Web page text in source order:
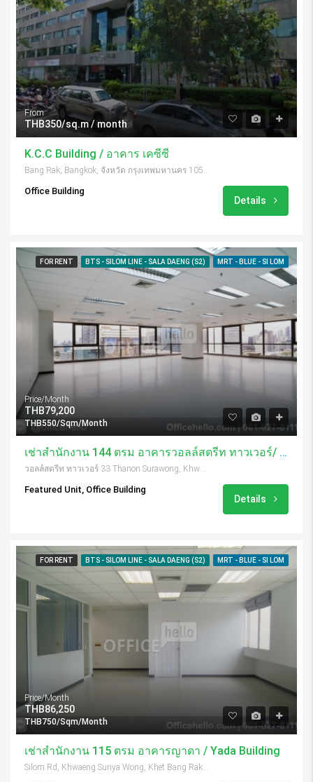
From
THB350/sq.m / month
K.C.C Building / อาคาร เคซีซี
Office Building
Details
FOR RENT BTS - SILOM LINE - SALA DAENG (S2) MRT - BLUE - SI LOM
Price/Month
THB79,200
THB550/Sqm/Month
เช่าสำนักงาน 144 ตรม อาคารวอลล์สตรีท ทาวเวอร์/ Wall Street Tower
วอลล์สตรีท ทาวเวอร์ 33 Thanon Surawong, Khwaeng Suriya Wong, Khet Bang Rak, Krung Thep Maha Nakhon 10500, Thailand
Featured Unit, Office Building
Details
FOR RENT BTS - SILOM LINE - SALA DAENG (S2) MRT - BLUE - SI LOM
Price/Month
THB86,250
THB750/Sqm/Month
เช่าสำนักงาน 115 ตรม อาคารญาดา / Yada Building
Silom Rd, Khwaeng Suriya Wong, Khet Bang Rak, Krung Thep Maha Nakhon 10500, Thailand